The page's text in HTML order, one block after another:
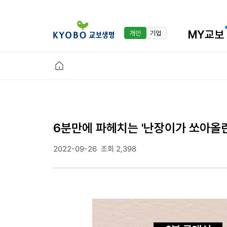
개인 기업 MY교보
6분만에 파헤치는 '난장이가 쏘아올
2022-09-26 조회 2,398